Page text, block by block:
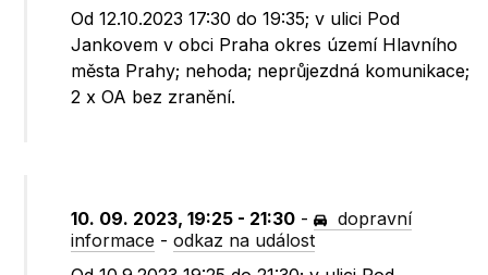
Od 12.10.2023 17:30 do 19:35; v ulici Pod
Jankovem v obci Praha okres území Hlavního
města Prahy; nehoda; neprůjezdná komunikace;
2 x OA bez zranění.
10. 09. 2023, 19:25 - 21:30 -
dopravní
informace -odkaz na událost